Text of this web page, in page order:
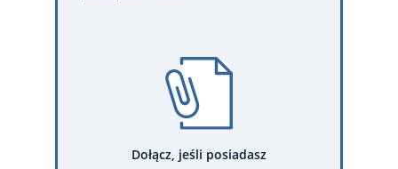
Dołącz, jeśli posiadasz